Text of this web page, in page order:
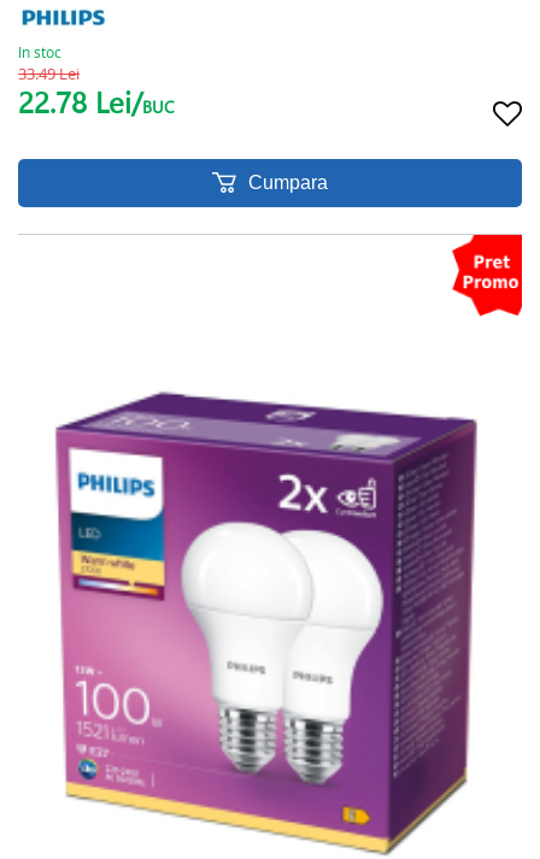
In stoc
33.49 Lei
22.78 Lei/BUC
Cumpara